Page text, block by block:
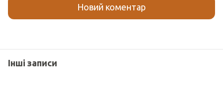
Новий коментар
Інші записи